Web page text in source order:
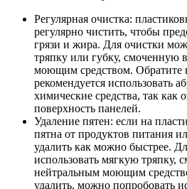
Регулярная очистка:
регулярно чистить, чтобы
грязи и жира. Для очистки
тряпку или губку, смоченную
моющим средством. Обратите
рекомендуется использовать
химические средства, так как
поверхность панелей.
Удаление пятен: если на
пятна от продуктов питания
удалить как можно быстрее.
использовать мягкую тряпку,
нейтральным моющим
удалить, можно попробовать